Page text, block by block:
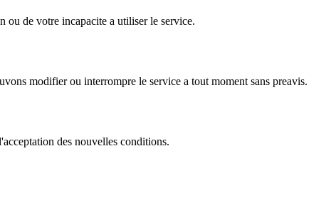
ou de votre incapacite a utiliser le service.
modifier ou interrompre le service a tout moment sans preavis.
des nouvelles conditions.